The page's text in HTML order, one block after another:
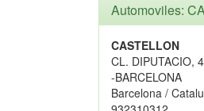
Automoviles:
CASTELLON
CL. DIPUTACIO,
-BARCELONA
Barcelona /